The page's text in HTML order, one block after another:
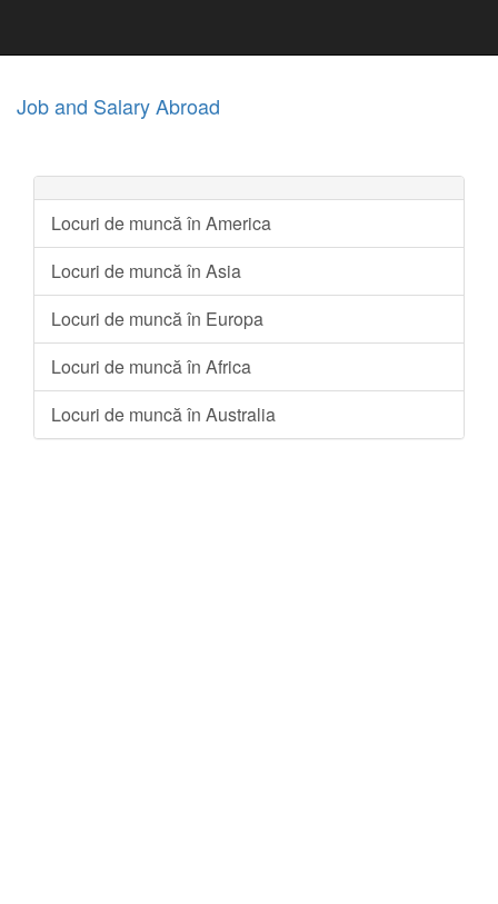
Job and Salary Abroad
Locuri de muncă în America
Locuri de muncă în Asia
Locuri de muncă în Europa
Locuri de muncă în Africa
Locuri de muncă în Australia